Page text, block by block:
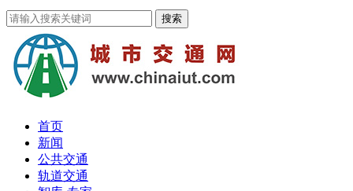
首页
新闻
公共交通
轨道交通